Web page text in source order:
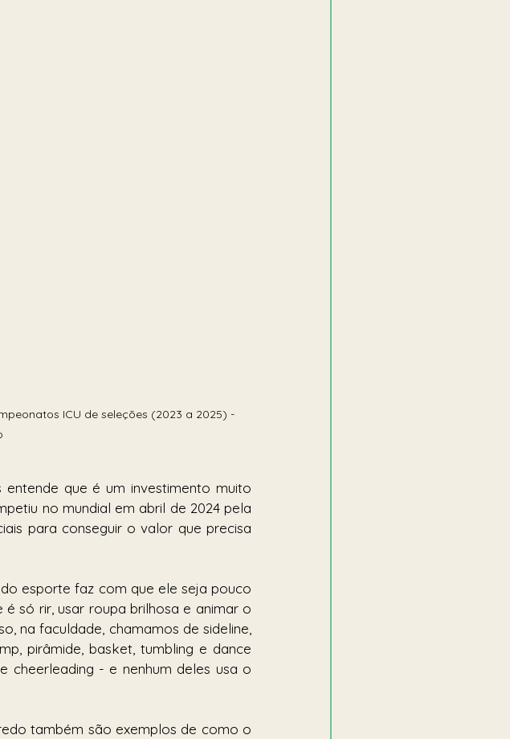
ICU de seleções (2023 a 2025) -
que é um investimento muito
no mundial em abril de 2024 pela
para conseguir o valor que precisa
esporte faz com que ele seja pouco
só rir, usar roupa brilhosa e animar o
na faculdade, chamamos de sideline,
pirâmide, basket, tumbling e dance
cheerleading - e nenhum deles usa o
também são exemplos de como o